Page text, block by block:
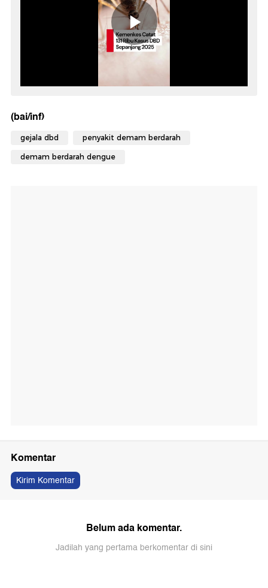
(bai/inf)
gejala dbd penyakit demam berdarah
demam berdarah dengue
Komentar
Kirim Komentar
Belum ada komentar.
Jadilah yang pertama berkomentar di sini